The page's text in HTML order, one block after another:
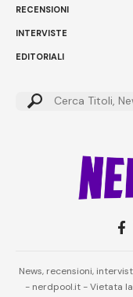
RECENSIONI
INTERVISTE
EDITORIALI
Cerca:
News, recensioni,
- nerdpool.it - Vietata